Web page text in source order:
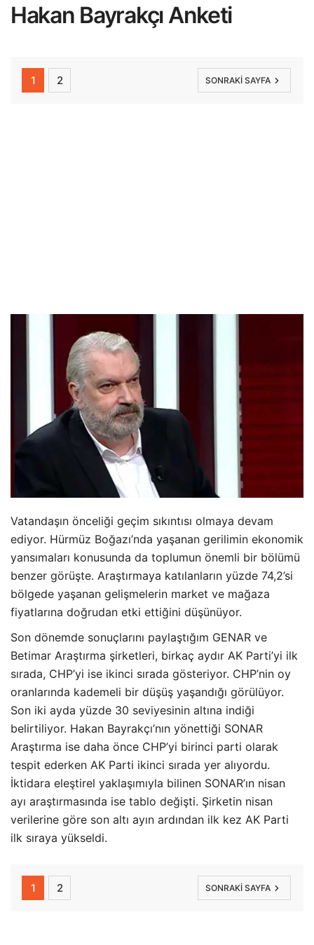
Hakan Bayrakçı Anketi
1 2 SONRAKI SAYFA
Vatandaşın önceliği geçim sıkıntısı olmaya devam
ediyor. Hürmüz Boğazı’nda yaşanan gerilimin ekonomik
yansımaları konusunda da toplumun önemli bir bölümü
benzer görüşte. Araştırmaya katılanların yüzde 74,2’si
bölgede yaşanan gelişmelerin market ve mağaza
fiyatlarına doğrudan etki ettiğini düşünüyor.
Son dönemde sonuçlarını paylaştığım GENAR ve
Betimar Araştırma şirketleri, birkaç aydır AK Parti’yi ilk
sırada, CHP’yi ise ikinci sırada gösteriyor. CHP’nin oy
oranlarında kademeli bir düşüş yaşandığı görülüyor.
Son iki ayda yüzde 30 seviyesinin altına indiği
belirtiliyor. Hakan Bayrakçı’nın yönettiği SONAR
Araştırma ise daha önce CHP’yi birinci parti olarak
tespit ederken AK Parti ikinci sırada yer alıyordu.
İktidara eleştirel yaklaşımıyla bilinen SONAR’ın nisan
ayı araştırmasında ise tablo değişti. Şirketin nisan
verilerine göre son altı ayın ardından ilk kez AK Parti
ilk sıraya yükseldi.
1 2 SONRAKI SAYFA